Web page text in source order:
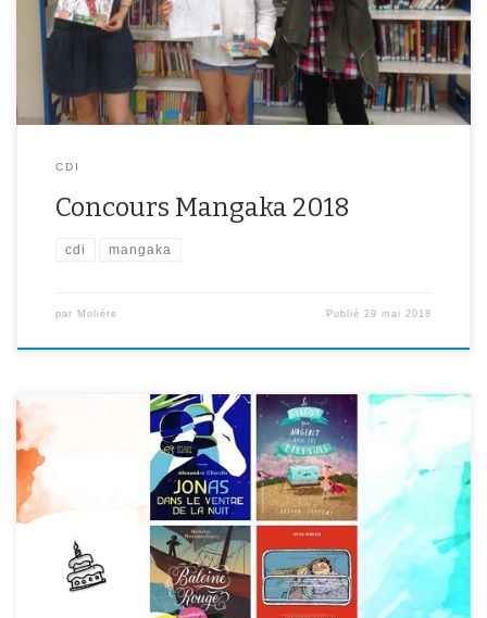
Le dépouillement a eu lieu le 25 mai dernier au CDI et c’est Habi
en 3eD […]
CDI
Concours Mangaka 2018
cdi mangaka
par Molière Publié29 mai 2018
Cette année encore une classe de 6ème a participé au prix Kilalu
organisé par la médiathèque d’Ivry. Ce prix récompense un roman
jeunesse et ce sont les élèves qui votent après avoir lu quatre
livres au cours de l’année. La classe de 6èmeB de Mme Blanco-
Rodriguez était associée à la […]